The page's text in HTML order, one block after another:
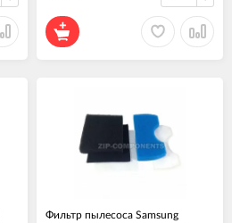
Фильтр пылесоса Samsung